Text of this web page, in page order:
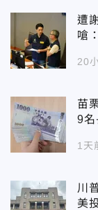
遭
嗆
20
苗
9名
1天
川
美